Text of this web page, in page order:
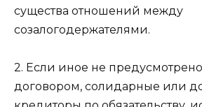
существа отношений между
созалогодержателями.
2. Если иное не
договором, солидарные или